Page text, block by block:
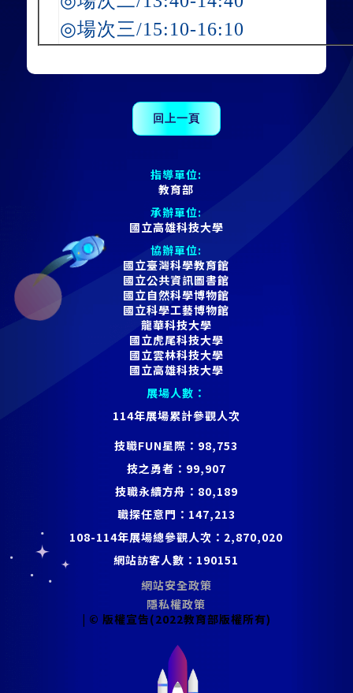
◎場次三/15:10-16:10
指導單位:
教育部
承辦單位:
國立高雄科技大學
協辦單位:
國立臺灣科學教育館
國立公共資訊圖書館
國立自然科學博物館
國立科學工藝博物館
龍華科技大學
國立虎尾科技大學
國立雲林科技大學
國立高雄科技大學
展場人數：
114年展場累計參觀人次
技職FUN星際： 98,753
技之勇者： 99,907
技職永續方舟： 80,189
職探任意門： 147,213
108-114年展場總參觀人次： 2,870,020
網站訪客人數： 190151
網站安全政策
隱私權政策
| © 版權宣告(2022教育部版權所有)